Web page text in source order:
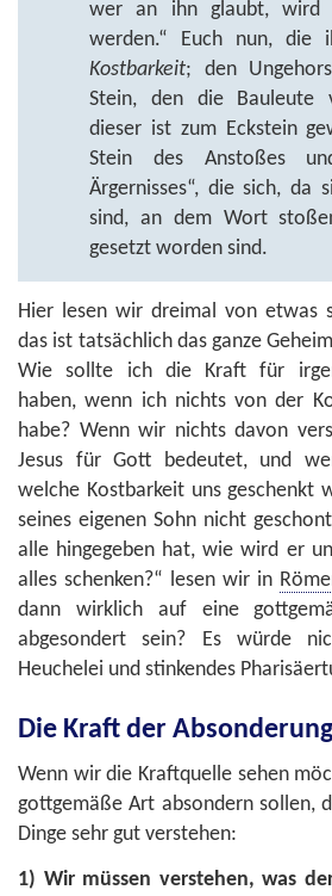
wer an ihn glaubt, wird
werden.“ Euch nun, die
Kostbarkeit; den
Stein, den die Bauleute
dieser ist zum Eckstein
Stein des Anstoßes
Ärgernisses“, die sich, da
sind, an dem Wort
gesetzt worden sind.
Hier lesen wir dreimal von etwas
das ist tatsächlich das ganze
Wie sollte ich die Kraft für
haben, wenn ich nichts von der
habe? Wenn wir nichts davon
Jesus für Gott bedeutet, und
welche Kostbarkeit uns geschenkt
seines eigenen Sohn nicht
alle hingegeben hat, wie wird er
alles schenken?“ lesen wir in
dann wirklich auf eine
abgesondert sein? Es würde
Heuchelei und stinkendes
Die Kraft der Absonderung
Wenn wir die Kraftquelle sehen
gottgemäße Art absondern sollen,
Dinge sehr gut verstehen:
1) Wir müssen verstehen, was